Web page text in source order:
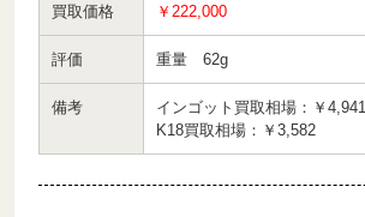
買取価格 ￥222,000
評価 重量 62g
備考
インゴット買取相場：￥4,941
K18買取相場：￥3,582